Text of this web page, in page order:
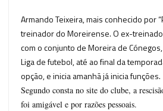
Armando Teixeira, mais conhecido por
treinador do Moreirense. O ex-
com o conjunto de Moreira de
Liga de futebol, até ao final da
opção, e inicia amanhã já inicia funções.
Segundo consta no site do clube, a
foi amigável e por razões pessoais.